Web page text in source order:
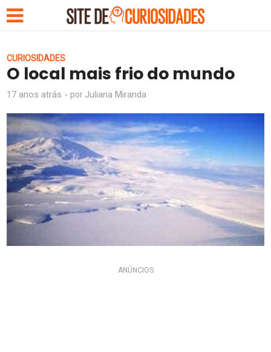
CURIOSIDADES
O local mais frio do mundo
17 anos atrás por Juliana Miranda
ANÚNCIOS